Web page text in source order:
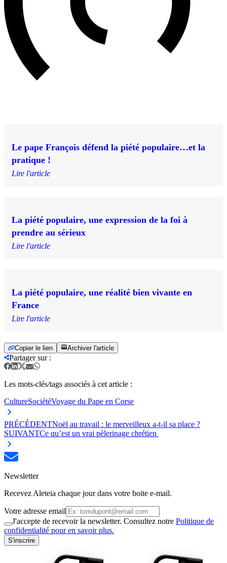
Le pape François défend la piété populaire…et la
pratique !
Lire l'article
La piété populaire, une expression de la foi à
prendre au sérieux
Lire l'article
La piété populaire, une réalité bien vivante en
France
Lire l'article
Copier le lien Archiver l'article
Partager sur:
Les mots-clés/tags associés à cet article :
CultureSociétéVoyage du Pape en Corse
PRÉCÉDENTNoël au travail : le merveilleux a-t-il sa place ?
SUIVANTCe qu’est un vrai pèlerinage chrétien
Newsletter
Recevez Aleteia chaque jour dans votre boite e-mail.
Votre adresse email
J'accepte de recevoir la newsletter. Consultez notre Politique de
confidentialité pour en savoir plus.
S'inscrire